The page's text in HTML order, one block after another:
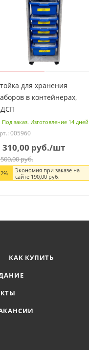
для хранения
в контейнерах,
Под заказ. Изготовление 14 дней
005960
310,00 руб./шт
руб.
2%
Экономия при заказе на
сайте 190,00 руб.
КАК КУПИТЬ